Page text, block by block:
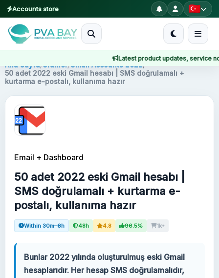
Accounts store
Latest product updates, service
MENU
Ürünler
Blog
About
2FA
FAQ
Contact
Ana Sayfa/Ürünler/ Gmail Accounts 2022/
50 adet 2022 eski Gmail hesabı | SMS doğrulamalı +
kurtarma e-postalı, kullanıma hazır
Email + Dashboard
50 adet 2022 eski Gmail hesabı |
SMS doğrulamalı + kurtarma e-
postalı, kullanıma hazır
Within 30m–6h 48h 4.8 96.5% 1k+
Bunlar 2022 yılında oluşturulmuş eski Gmail
hesaplarıdır. Her hesap SMS doğrulamalıdır,